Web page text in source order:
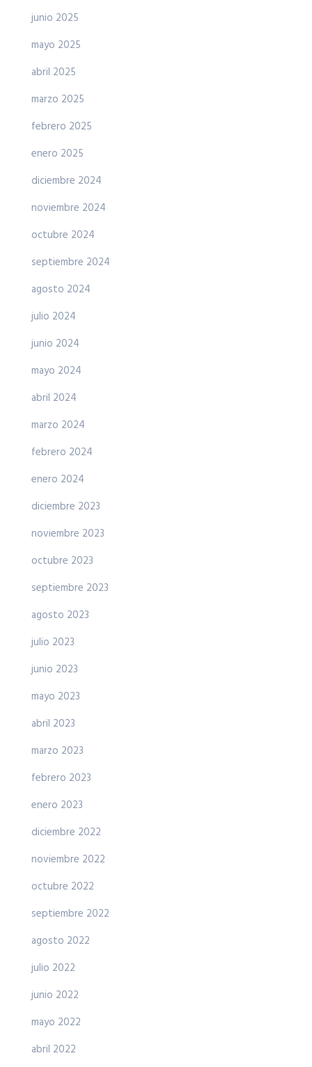
junio 2025
mayo 2025
abril 2025
marzo 2025
febrero 2025
enero 2025
diciembre 2024
noviembre 2024
octubre 2024
septiembre 2024
agosto 2024
julio 2024
junio 2024
mayo 2024
abril 2024
marzo 2024
febrero 2024
enero 2024
diciembre 2023
noviembre 2023
octubre 2023
septiembre 2023
agosto 2023
julio 2023
junio 2023
mayo 2023
abril 2023
marzo 2023
febrero 2023
enero 2023
diciembre 2022
noviembre 2022
octubre 2022
septiembre 2022
agosto 2022
julio 2022
junio 2022
mayo 2022
abril 2022